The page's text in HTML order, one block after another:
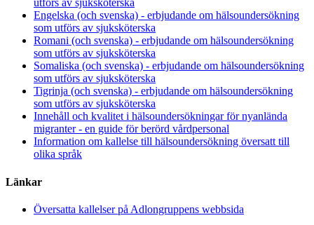
utförs av sjuksköterska
Engelska (och svenska) - erbjudande om hälsoundersökning
som utförs av sjuksköterska
Romani (och svenska) - erbjudande om hälsoundersökning
som utförs av sjuksköterska
Somaliska (och svenska) - erbjudande om hälsoundersökning
som utförs av sjuksköterska
Tigrinja (och svenska) - erbjudande om hälsoundersökning
som utförs av sjuksköterska
Innehåll och kvalitet i hälsoundersökningar för nyanlända
migranter - en guide för berörd vårdpersonal
Information om kallelse till hälsoundersökning översatt till
olika språk
Länkar
Översatta kallelser på Adlongruppens webbsida